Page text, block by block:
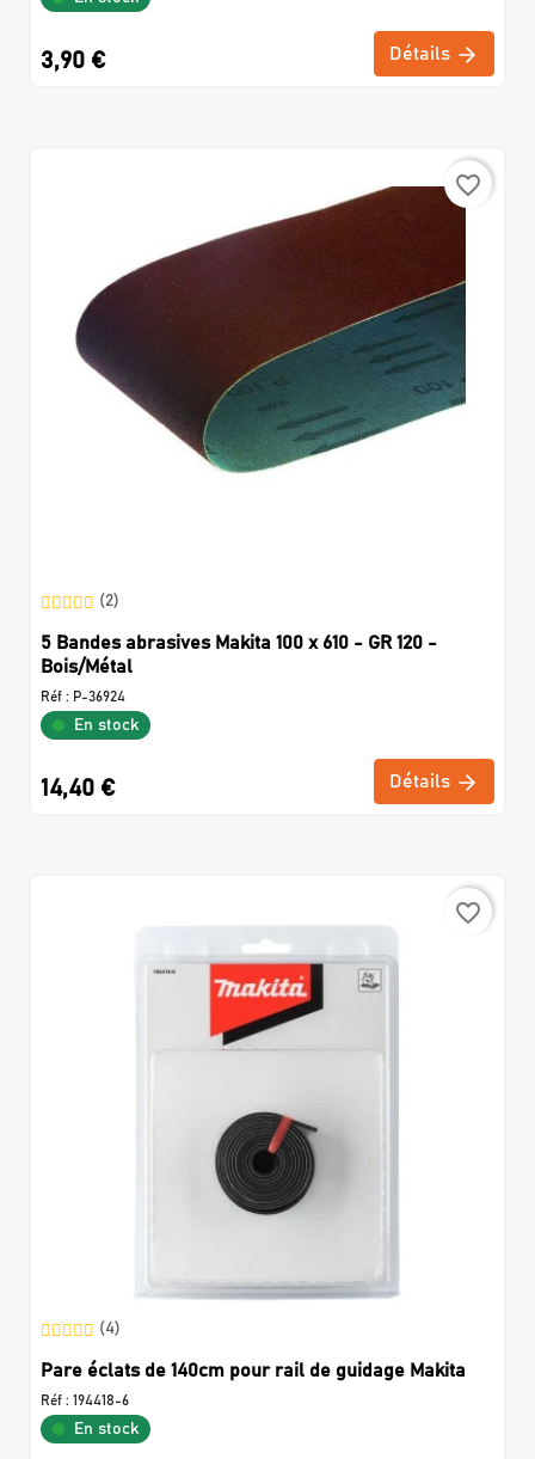
3,90 € Détails
favorite_border
(2)
5 Bandes abrasives Makita 100 x 610 - GR 120 -
Bois/Métal
Réf : P-36924
En stock
14,40 € Détails
favorite_border
(4)
Pare éclats de 140cm pour rail de guidage Makita
Réf : 194418-6
En stock